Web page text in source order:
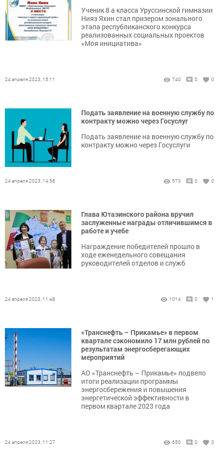
Ученик 8 а класса Уруссинской гимназии
Нияз Яхин стал призером зонального
этапа республиканского конкурса
реализованных социальных проектов
«Моя инициатива»
24 апреля 2023, 15:11 740 0 0
Подать заявление на военную службу по
контракту можно через Госуслуг
Подать заявление на военную службу по
контракту можно через Госуслуги
24 апреля 2023, 14:58 573 0 0
Глава Ютазинского района вручил
заслуженные награды отличившимся в
работе и учебе
Награждение победителей прошло в
ходе еженедельного совещания
руководителей отделов и служб
24 апреля 2023, 11:48 1014 0 1
«Транснефть – Прикамье» в первом
квартале сэкономило 17 млн рублей по
результатам энергосберегающих
мероприятий
АО «Транснефть – Прикамье» подвело
итоги реализации программы
энергосбережения и повышения
энергетической эффективности в
первом квартале 2023 года
24 апреля 2023, 11:27 650 0 0